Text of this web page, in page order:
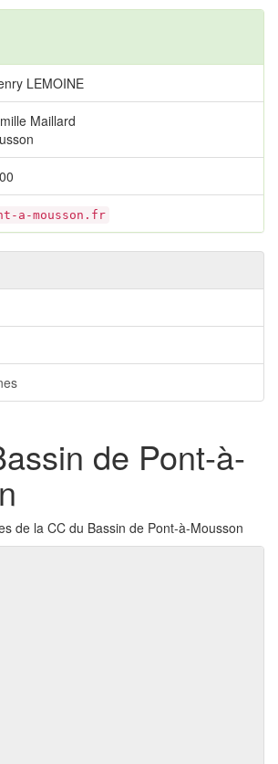
LEMOINE
Maillard
a-mousson.fr
de Pont-à-
de la CC du Bassin de Pont-à-Mousson